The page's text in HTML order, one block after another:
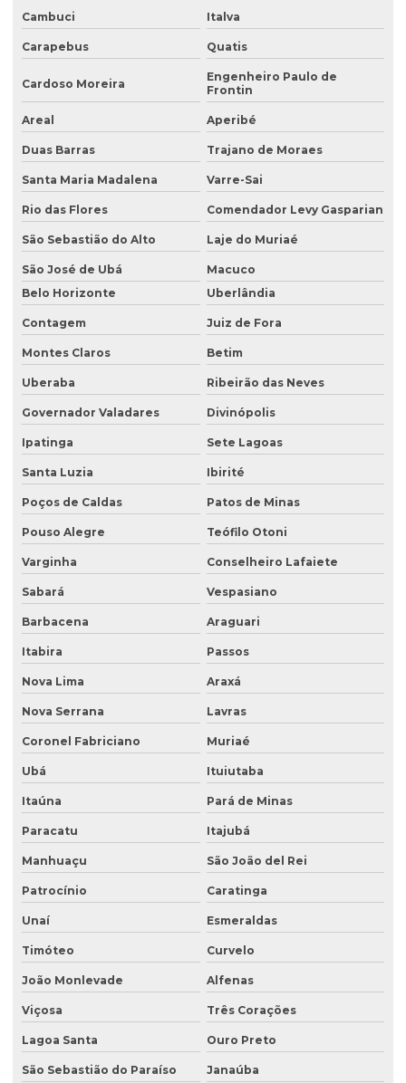
Consultoria ambiental para empresas
Consultoria ambiental e florestal
Consultoria ambiental rural
Consultoria ambiental serviços
Consultoria área ambiental
Consultoria e assessoria ambiental
Consultoria em gestão ambiental
Consultoria inventário florestal
Consultoria e licenciamento ambiental
Consultoria de meio ambiente
Desativação de tanque de combustível subterrâneo
Empresa de análise de água
Empresa de análise granulométrica do solo
Empresa de análise de solo
Empresa de análise de solo e sedimento
Empresa coleta de efluentes
Empresa de ensaio percolação do solo
Empresa de ensaio de permeabilidade do solo
Empresa de ensaios de solos
Empresa especialista em sondagens de solo
Empresa especializada em consultoria ambiental
Empresa que faz análise de água
Empresa que faz análise de solo
Empresa de retirada de tanque subterrâneo
Empresa de retirada de tanques
Empresa de sondagem ambiental
Empresa sondagem de solo
Empresas de consultoria ambiental
Empresas de consultoria meio ambiente
Empresas que fazem análise de água
Cambuci Italva
Carapebus Quatis
Cardoso Moreira
Engenheiro Paulo de
Frontin
Areal Aperibé
Duas Barras Trajano de Moraes
Santa Maria Madalena Varre-Sai
Rio das Flores Comendador Levy Gasparian
São Sebastião do Alto Laje do Muriaé
São José de Ubá
Macuco
Belo Horizonte
Uberlândia
Contagem Juiz de Fora
Montes Claros Betim
Uberaba Ribeirão das Neves
Governador Valadares Divinópolis
Ipatinga Sete Lagoas
Santa Luzia Ibirité
Poços de Caldas Patos de Minas
Pouso Alegre Teófilo Otoni
Varginha Conselheiro Lafaiete
Sabará Vespasiano
Barbacena Araguari
Itabira Passos
Nova Lima Araxá
Nova Serrana Lavras
Coronel Fabriciano Muriaé
Ubá Ituiutaba
Itaúna Pará de Minas
Paracatu Itajubá
Manhuaçu São João del Rei
Patrocínio Caratinga
Unaí Esmeraldas
Timóteo Curvelo
João Monlevade Alfenas
Viçosa Três Corações
Lagoa Santa Ouro Preto
São Sebastião do Paraíso Janaúba